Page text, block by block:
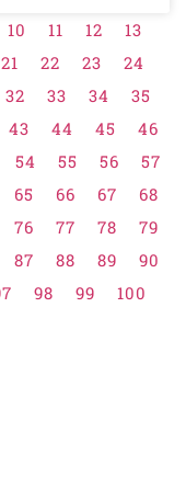
10 11 12
13
21 22 23
24
32 33 34
35
43 44 45
46
54 55 56
57
65 66 67
68
76 77 78
79
87 88 89
90
98 99 100